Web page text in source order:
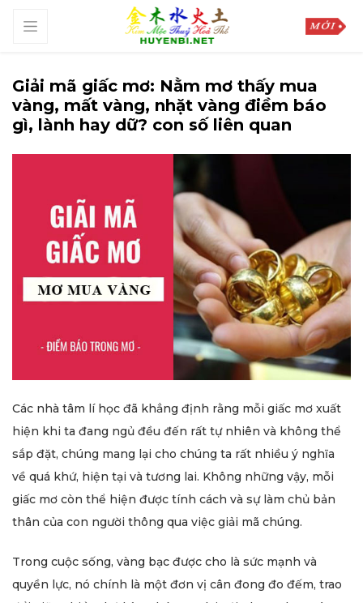
Giải mã giấc mơ: Nằm mơ thấy mua
vàng, mất vàng, nhặt vàng điềm báo
gì, lành hay dữ? con số liên quan
Các nhà tâm lí học đã khẳng định rằng mỗi giấc mơ xuất
hiện khi ta đang ngủ đều đến rất tự nhiên và không thể
sắp đặt, chúng mang lại cho chúng ta rất nhiều ý nghĩa
về quá khứ, hiện tại và tương lai. Không những vậy, mỗi
giấc mơ còn thể hiện được tính cách và sự làm chủ bản
thân của con người thông qua việc giải mã chúng.
Trong cuộc sống, vàng bạc được cho là sức mạnh và
quyền lực, nó chính là một đơn vị cân đong đo đếm, trao